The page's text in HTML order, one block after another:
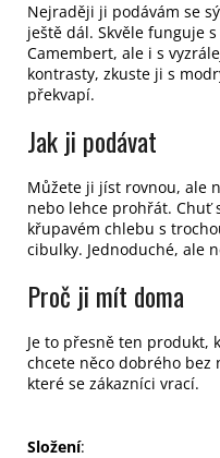
Nejraději ji podávám se
ještě dál. Skvěle funguje
Camembert, ale i s
kontrasty, zkuste ji s
překvapí.
Jak ji podávat
Můžete ji jíst rovnou, ale
nebo lehce prohřát. Chuť
křupavém chlebu s
cibulky. Jednoduché, ale
Proč ji mít doma
Je to přesně ten produkt,
chcete něco dobrého bez
které se zákazníci vrací.
Složení: